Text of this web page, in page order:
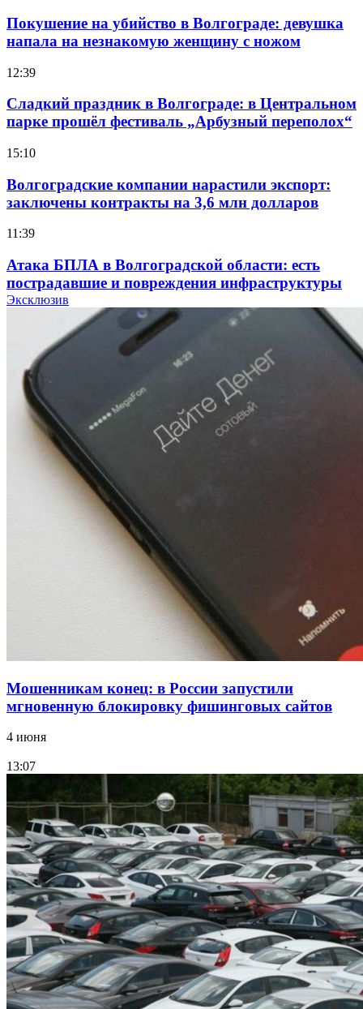
Покушение на убийство в Волгограде: девушка
напала на незнакомую женщину с ножом
12:39
Сладкий праздник в Волгограде: в Центральном
парке прошёл фестиваль „Арбузный переполох“
15:10
Волгоградские компании нарастили экспорт:
заключены контракты на 3,6 млн долларов
11:39
Атака БПЛА в Волгоградской области: есть
пострадавшие и повреждения инфраструктуры
Волгоградские вузы в топе зарплатного
рейтинга: ВолгГТУ и ВолгГМУ вошли в топ‑15
для химической отрасли и фармацевтики
18:39
В Красноармейском районе Волгограда стартует
конкурс на ремонт моста через Волго‑Донской
судоходный канал
Фестиваль #ТриЧетыре в Волгограде пройдёт
11–13 сентября в рамках Года единства народов
Эксклюзив
Мошенникам конец: в России запустили
мгновенную блокировку фишинговых сайтов
4 июня
13:07